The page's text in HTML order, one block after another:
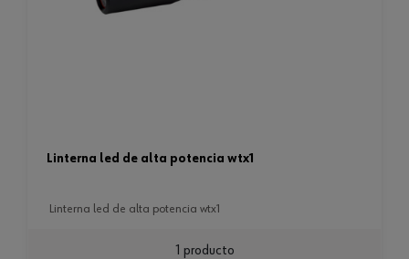
linterna led de alta potencia wtx1
linterna led de alta potencia wtx1
1 producto